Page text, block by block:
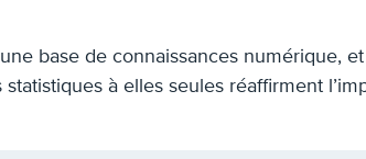
base de connaissances numérique,
à elles seules réaffirment